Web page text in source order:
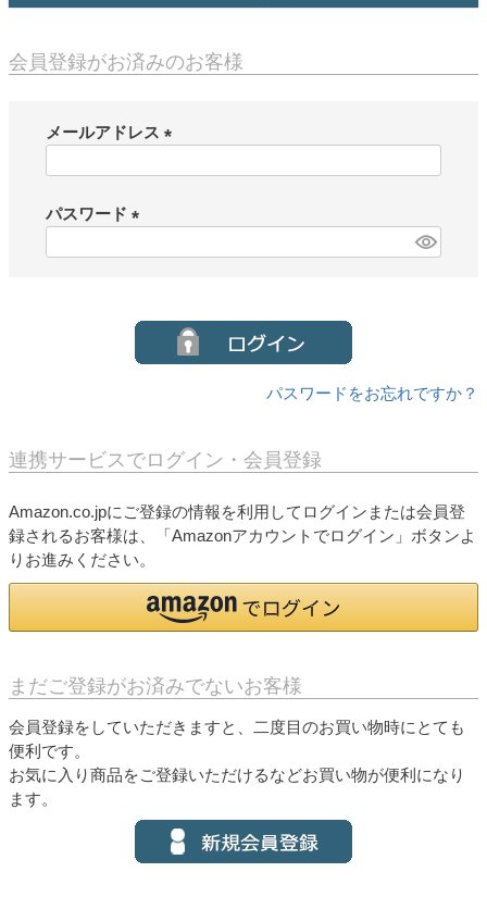
会員登録がお済みのお客様
メールアドレス
パスワード
パスワードをお忘れですか？
連携サービスでログイン・会員登録
Amazon.co.jpにご登録の情報を利用してログインまたは会員登
録されるお客様は、「Amazonアカウントでログイン」ボタンよ
りお進みください。
まだご登録がお済みでないお客様
会員登録をしていただきますと、二度目のお買い物時にとても
便利です。
お気に入り商品をご登録いただけるなどお買い物が便利になり
ます。